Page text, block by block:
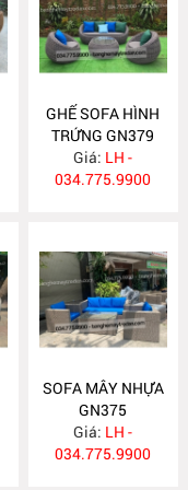
GHẾ SOFA HÌNH
TRỨNG GN379
Giá: LH -
034.775.9900
SOFA MÂY NHỰA
GN375
Giá: LH -
034.775.9900